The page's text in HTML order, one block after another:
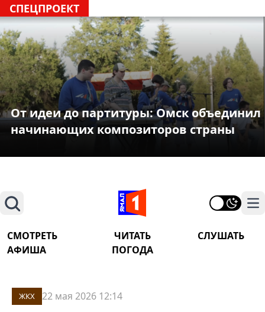
СПЕЦПРОЕКТ
От идеи до партитуры: Омск объединил
начинающих композиторов страны
Поиск
СМОТРЕТЬ ЧИТАТЬ
СЛУШАТЬ
АФИША
ПОГОДА
ЖКХ 22 мая 2026 12:14